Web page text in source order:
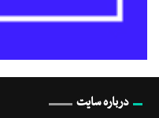
درباره سایت